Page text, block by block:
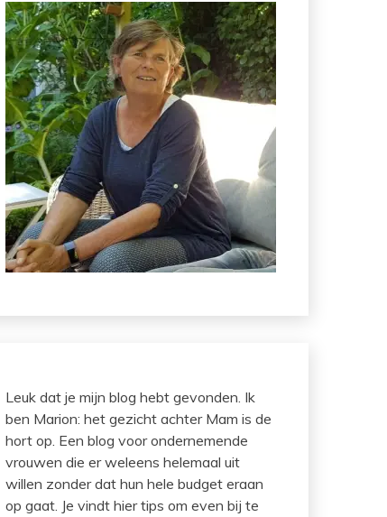
Leuk dat je mijn blog hebt gevonden. Ik
ben Marion: het gezicht achter Mam is de
hort op. Een blog voor ondernemende
vrouwen die er weleens helemaal uit
willen zonder dat hun hele budget eraan
op gaat. Je vindt hier tips om even bij te